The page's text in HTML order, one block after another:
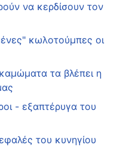
να κερδίσουν τον
κωλοτούμπες οι
τα βλέπει η
- εξαπτέρυγα του
του κυνηγίου